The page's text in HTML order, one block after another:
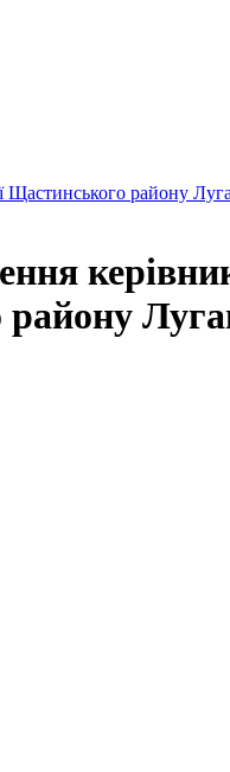
району
району